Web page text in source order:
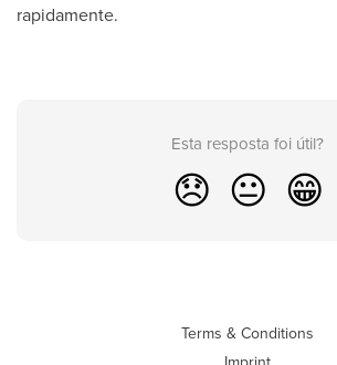
rapidamente.
Esta resposta foi útil?
😞 😐 😁
Terms & Conditions